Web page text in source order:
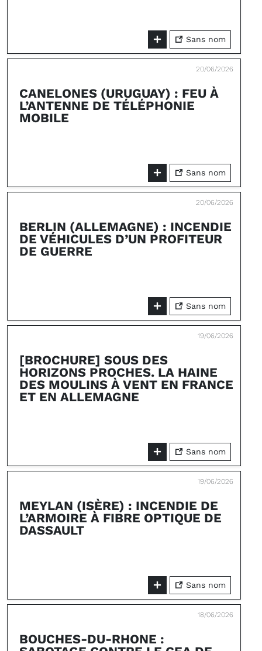
Sans nom
20/06/2026
CANELONES (URUGUAY) : FEU À
L’ANTENNE DE TÉLÉPHONIE
MOBILE
Sans nom
20/06/2026
BERLIN (ALLEMAGNE) : INCENDIE
DE VÉHICULES D’UN PROFITEUR
DE GUERRE
Sans nom
19/06/2026
[BROCHURE] SOUS DES
HORIZONS PROCHES. LA HAINE
DES MOULINS À VENT EN FRANCE
ET EN ALLEMAGNE
Sans nom
19/06/2026
MEYLAN (ISÈRE) : INCENDIE DE
L’ARMOIRE À FIBRE OPTIQUE DE
DASSAULT
Sans nom
18/06/2026
BOUCHES-DU-RHONE :